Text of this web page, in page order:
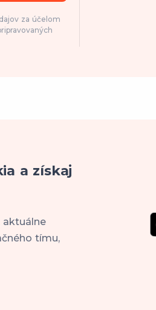
za účelom
a získaj
aktuálne
tímu,